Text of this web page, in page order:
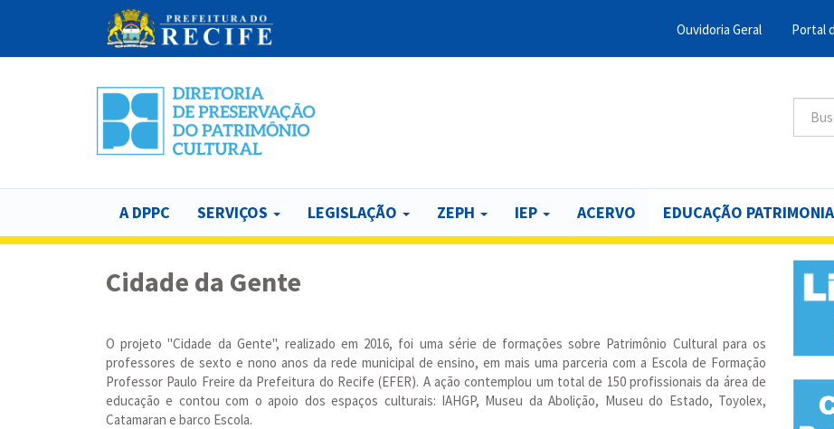
Menu
Ouvidoria Geral Portal
A DPPC SERVIÇOS LEGISLAÇÃO ZEPH IEP ACERVO EDUCAÇÃO
Cidade da Gente
O projeto "Cidade da Gente", realizado em 2016, foi uma série de formações sobre Patrimônio Cultural para os
professores de sexto e nono anos da rede municipal de ensino, em mais uma parceria com a Escola de Formação
Professor Paulo Freire da Prefeitura do Recife (EFER). A ação contemplou um total de 150 profissionais da área de
educação e contou com o apoio dos espaços culturais: IAHGP, Museu da Abolição, Museu do Estado, Toyolex,
Catamaran e barco Escola.